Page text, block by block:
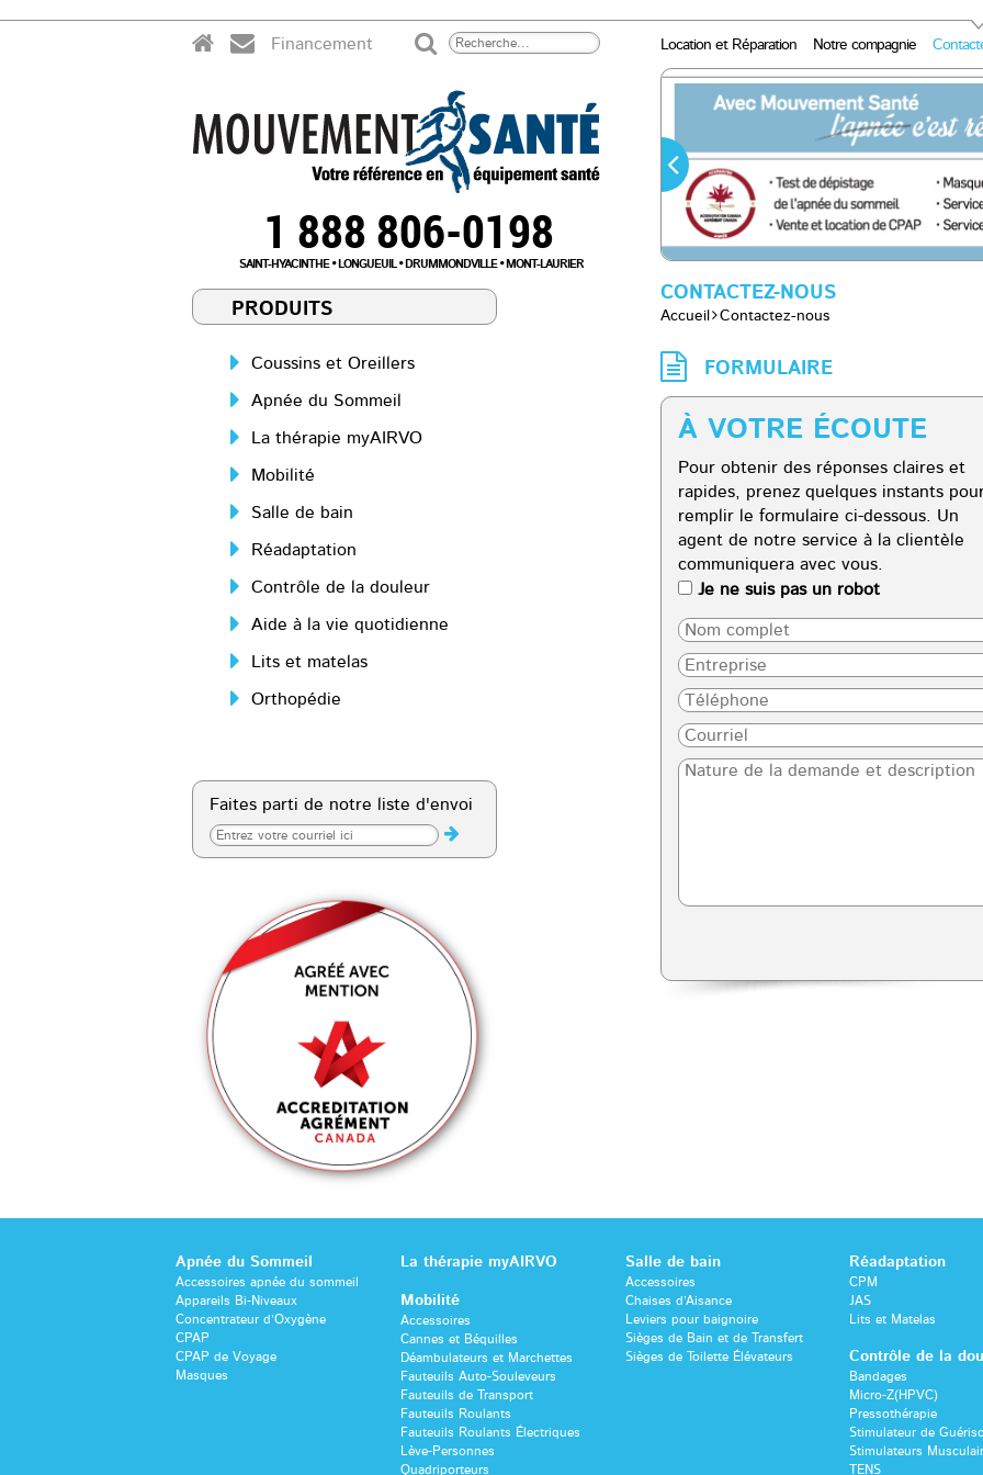
Financement Location et Réparation Notre compagnie
1 888 806-0198
SAINT-HYACINTHE LONGUEUIL DRUMMONDVILLE MONT-LAURIER
PRODUITS
Coussins et Oreillers
Apnée du Sommeil
La thérapie myAIRVO
Mobilité
Salle de bain
Réadaptation
Contrôle de la douleur
Aide à la vie quotidienne
Lits et matelas
Orthopédie
Faites parti de notre liste d'envoi
CONTACTEZ-NOUS
Accueil Contactez-nous
FORMULAIRE
À VOTRE ÉCOUTE
Pour obtenir des réponses claires et
rapides, prenez quelques instants
remplir le formulaire ci-dessous. Un
agent de notre service à la clientèle
communiquera avec vous.
Je ne suis pas un robot
Apnée du Sommeil
Accessoires apnée du sommeil
Appareils Bi-Niveaux
Concentrateur d’Oxygène
CPAP
CPAP de Voyage
Masques
La thérapie myAIRVO
Mobilité
Accessoires
Cannes et Béquilles
Déambulateurs et Marchettes
Fauteuils Auto-Souleveurs
Fauteuils de Transport
Fauteuils Roulants
Fauteuils Roulants Électriques
Lève-Personnes
Quadriporteurs
Salle de bain
Accessoires
Chaises d’Aisance
Leviers pour baignoire
Sièges de Bain et de Transfert
Sièges de Toilette Élévateurs
Réadaptation
CPM
JAS
Lits et Matelas
Contrôle de la
Bandages
Micro-Z(HPVC)
Pressothérapie
Stimulateur de
Stimulateurs
TENS